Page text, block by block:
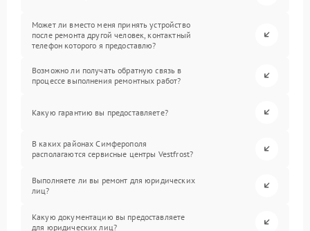
Может ли вместо меня принять устройство
после ремонта другой человек, контактный
телефон которого я предоставлю?
Возможно ли получать обратную связь в
процессе выполнения ремонтных работ?
Какую гарантию вы предоставляете?
В каких районах Симферополя
располагаются сервисные центры Vestfrost?
Выполняете ли вы ремонт для юридических
лиц?
Какую документацию вы предоставляете
для юридических лиц?